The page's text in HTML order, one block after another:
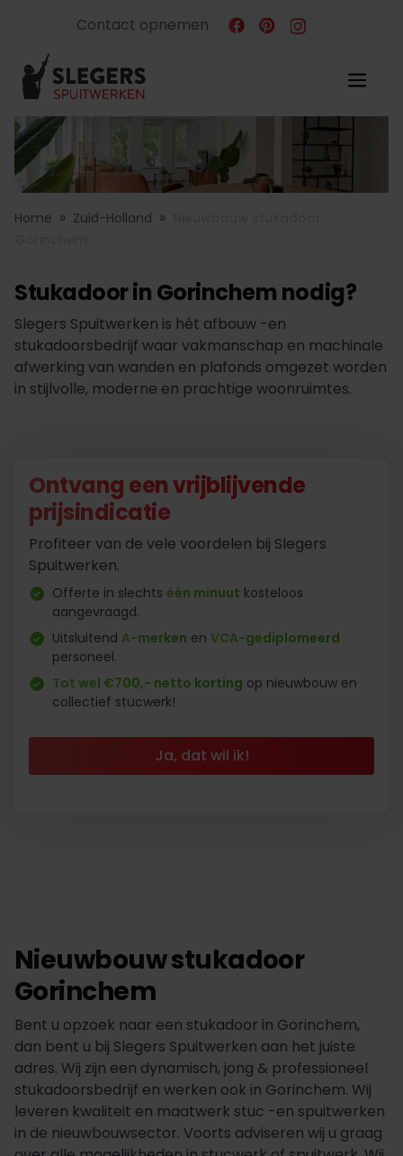
Contact opnemen
Home » Zuid-Holland »
Stukadoor in Gorinchem nodig?
Slegers Spuitwerken is hét afbouw -en
stukadoorsbedrijf waar vakmanschap en machinale
afwerking van wanden en plafonds omgezet worden
in stijlvolle, moderne en prachtige woonruimtes.
Ontvang een vrijblijvende
prijsindicatie
Profiteer van de vele voordelen bij Slegers
Spuitwerken.
Offerte in slechts één minuut kosteloos
aangevraagd.
Uitsluitend A-merken en VCA-gediplomeerd
personeel.
Tot wel €700,- netto korting op nieuwbouw en
collectief stucwerk!
Ja, dat wil ik!
Nieuwbouw stukadoor
Gorinchem
Bent u opzoek naar een stukadoor in Gorinchem,
dan bent u bij Slegers Spuitwerken aan het juiste
adres. Wij zijn een dynamisch, jong & professioneel
stukadoorsbedrijf en werken ook in Gorinchem. Wij
leveren kwaliteit en maatwerk stuc -en spuitwerken
in de nieuwbouwsector. Voorts adviseren wij u graag